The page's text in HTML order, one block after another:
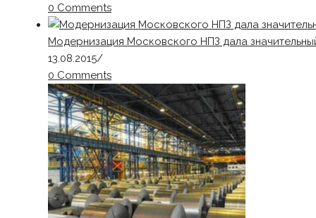
0 Comments
Модернизация Московского НПЗ дала
13.08.2015/
0 Comments